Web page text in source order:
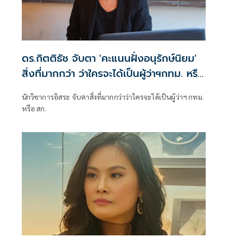
ดร.กิตติธัช จับตา 'คะแนนฝั่งอนุรักษ์นิยม'
สิ่งที่มากกว่า ว่าใครจะได้เป็นผู้ว่าฯกทม. หรือ
นักวิชาการอิสระ จับตาสิ่งที่มากกว่าว่าใครจะได้เป็นผู้ว่าฯ กทม.
หรือ สก.